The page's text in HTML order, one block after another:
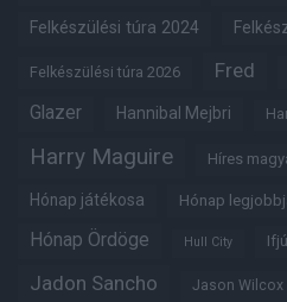
Felkészülési túra 2024
Felkészülési túra 2026 Fred
Glazer Hannibal Mejbri
Harry Maguire Híres
Hónap játékosa Hónap
Hónap Ördöge Hull City
Jadon Sancho Jason Wilcox